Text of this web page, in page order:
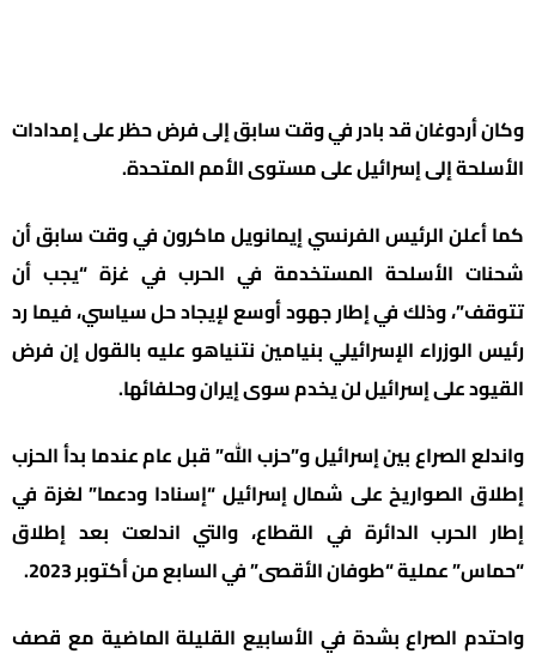
وكان أردوغان قد بادر في وقت سابق إلى فرض حظر على إمدادات
الأسلحة إلى إسرائيل على مستوى الأمم المتحدة.
كما أعلن الرئيس الفرنسي إيمانويل ماكرون في وقت سابق أن
شحنات الأسلحة المستخدمة في الحرب في غزة “يجب أن
تتوقف”، وذلك في إطار جهود أوسع لإيجاد حل سياسي، فيما رد
رئيس الوزراء الإسرائيلي بنيامين نتنياهو عليه بالقول إن فرض
القيود على إسرائيل لن يخدم سوى إيران وحلفائها.
واندلع الصراع بين إسرائيل و”حزب الله” قبل عام عندما بدأ الحزب
إطلاق الصواريخ على شمال إسرائيل “إسنادا ودعما” لغزة في
إطار الحرب الدائرة في القطاع، والتي اندلعت بعد إطلاق
“حماس” عملية “طوفان الأقصى” في السابع من أكتوبر 2023.
واحتدم الصراع بشدة في الأسابيع القليلة الماضية مع قصف